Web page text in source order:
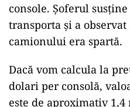
console. Șoferul
transporta și a
camionului era spartă.
Dacă vom calcula la
dolari per consolă,
este de aproximativ